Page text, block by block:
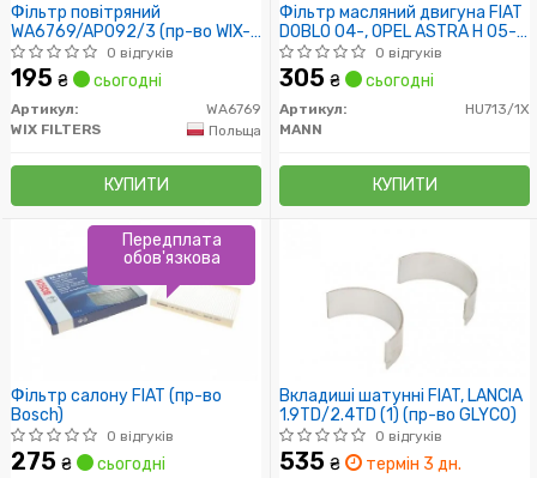
Фільтр повітряний
WA6769/AP092/3 (пр-во WIX-
Filtron UA)
0 відгуків
195 ₴ сьогодні
Артикул:
WA6769
WIX FILTERS
Польща
КУПИТИ
Фільтр масляний двигуна FIAT
DOBLO 04-, OPEL ASTRA H 05-
1.3 CDTI (пр-во MANN)
0 відгуків
305 ₴ сьогодні
Артикул:
HU713/1X
MANN
КУПИТИ
Фільтр салону FIAT (пр-во
Bosch)
0 відгуків
275 ₴ сьогодні
Передплата
обов'язкова
Вкладиші шатунні FIAT, LANCIA
1.9TD/2.4TD (1) (пр-во GLYCO)
0 відгуків
535 ₴ термін 3 дн.